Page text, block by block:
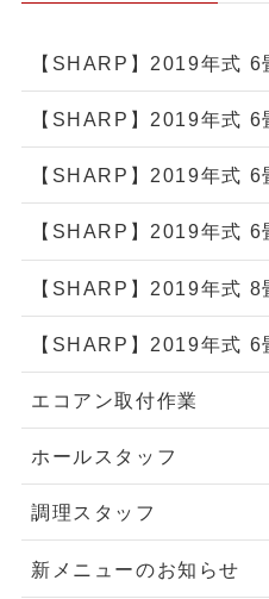
【SHARP】2019年式
【SHARP】2019年式
【SHARP】2019年式
【SHARP】2019年式
【SHARP】2019年式
【SHARP】2019年式
エコアン取付作業
ホールスタッフ
調理スタッフ
新メニューのお知らせ